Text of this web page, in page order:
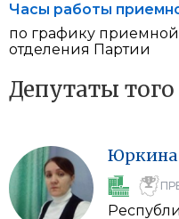
Часы работы
по графику
отделения Партии
Депутаты
Юркина